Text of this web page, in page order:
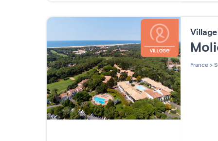
Village
France >